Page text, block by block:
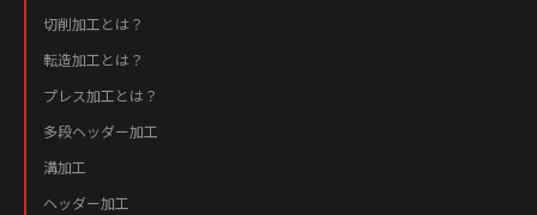
切削加工とは？
転造加工とは？
プレス加工とは？
多段ヘッダー加工
溝加工
ヘッダー加工